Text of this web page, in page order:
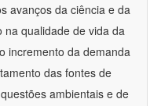
avanços da ciência e da
na qualidade de vida da
incremento da demanda
das fontes de
ambientais e de